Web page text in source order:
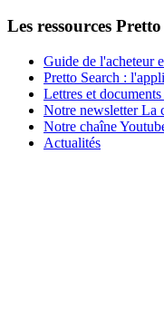
Les ressources Pretto
Guide de l'acheteur
Pretto Search :
Lettres et
Notre newsletter La
Notre chaîne
Actualités